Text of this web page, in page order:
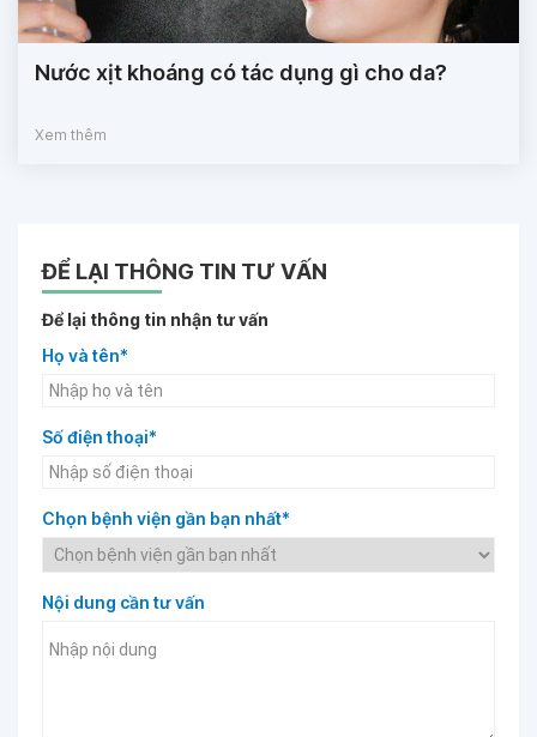
Nước xịt khoáng có tác dụng gì cho da?
Xem thêm
ĐỂ LẠI THÔNG TIN TƯ VẤN
Để lại thông tin nhận tư vấn
Họ và tên*
Số điện thoại*
Chọn bệnh viện gần bạn nhất*
Nội dung cần tư vấn